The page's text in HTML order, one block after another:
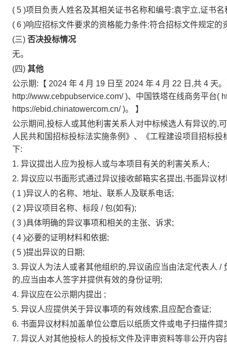
( 5 )项目负责人姓名及其相关证书名称和编号:袁宇立,证书
( 6 )响应招标文件要求的资格能力条件:符合招标文件规定的
(三) 否决投标情况
无。
(四) 其他
公示期:【 2024 年 4 月 19 日至 2024 年 4 月 22 日,共 4 天
http://www.cebpubservice.com/)、中国铁塔在线商务平台(
https://ebid.chinatowercom.cn/)。 】
公示期间,投标人或其他利害关系人对中标候选人有异议的,
人民共和国招标投标法实施条例》、《工程建设项目招标
下:
1. 异议提出人应为投标人或与本项目有关的利害关系人;
2. 异议应以书面形式通过异议接收邮箱实名提出,书面异议
( 1 )异议人的名称、地址、联系人及联系电话;
( 2 )异议项目名称、标段 /包(如有);
( 3 )具体明确的异议事项和相关的主张、诉求;
( 4 )必要的证明材料和依据;
( 5 )提出异议的日期;
3. 异议人为法人或者其他组织的,异议函应当由法定代表人 /
的,应当由本人签字并提供有效的身份证明;
4. 异议应在公示期内提出 ;
5. 异议人应提供关于异议事项的有效线索,且应配合查证;
6. 书面异议材料加盖单位公章后以纸质文件或电子扫描件提
7. 异议人对其他投标人的投标文件及评审资料等非公开内